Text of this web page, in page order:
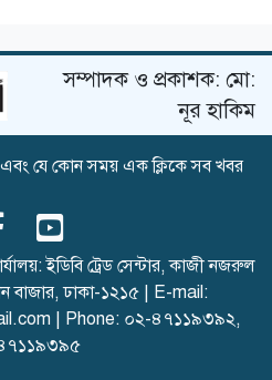
হামলা, শিক্ষকসহ নিহত ৭
সৌদিতে হুথিদের হামলা,
হরমুজ নিয়ে ওমানের সঙ্গে চুক্তি
চূড়ান্ত পর্যায়ে: ইরান
সম্পাদক ও প্রকাশক: মো:
নূর হাকিম
এবং যে কোন সময় এক ক্লিকে সব খবর
ইডিবি ট্রেড সেন্টার, কাজী নজরুল
বাজার, ঢাকা-১২১৫ | E-mail:
| Phone: ০২-৪৭১১৯৩৯২,